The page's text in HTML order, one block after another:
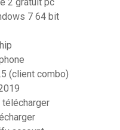
2 gratuit pc
7 64 bit
(client combo)